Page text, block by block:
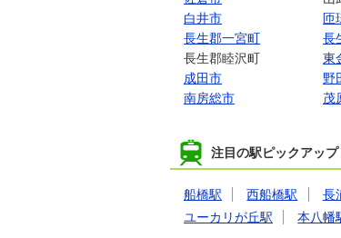
白井市
匝
長生郡一宮町
長
長生郡睦沢町
東
成田市
野
南房総市
茂
注目の駅ピックアップ
船橋駅 西船橋駅 長
ユーカリが丘駅
本八幡